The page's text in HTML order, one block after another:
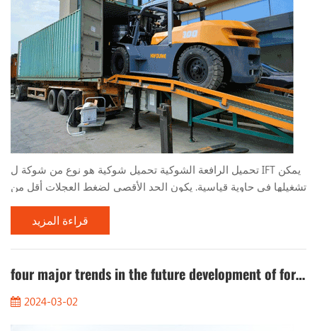
تحميل الرافعة الشوكية تحميل شوكية هو نوع من شوكة ل IFT يمكن
تشغيلها في حاوية قياسية. يكون الحد الأقصى لضغط العجلات أقل من
قيمة ضغط العجلة المسموح بها للوحة السفلية الحاوية القياسية ،
ويمكن تشغيله بأمان داخل الحاوية ، وهو مناسب للتشغيل في
محطات الموانئ والأماكن الأخرى. تم تطوير أول عملية حاويات في
الصين بنجاح في عام 1985 ، ومرت التقييم الفني ووضعها رسميًا في
عام 1988. كنموذج خاص يتم تحويله إلى عملي...
قراءة المزيد
four major trends in the future development of forklifts
2024-03-02